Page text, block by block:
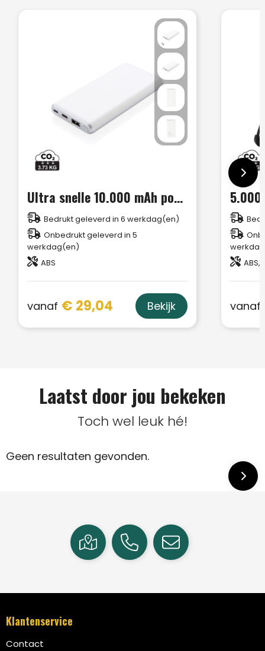
Ultra snelle 10.000 mAh powerbank met PD
Bedrukt geleverd in 6 werkdag(en)
Onbedrukt geleverd in 5
werkdag(en)
ABS
vanaf € 29,04 Bekijk
ABS,
vanaf
Laatst door jou bekeken
Toch wel leuk hé!
Geen resultaten gevonden.
Klantenservice
Contact